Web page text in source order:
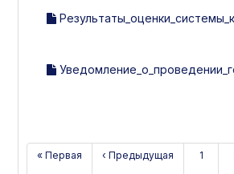
« Первая ‹ Предыдущая 1